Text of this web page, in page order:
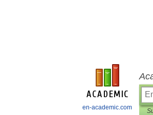
en-academic.com